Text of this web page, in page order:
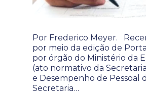
Por Frederico Meyer.
por meio da edição de
por órgão do Ministério da
(ato normativo da
e Desempenho de Pessoal
Secretaria…